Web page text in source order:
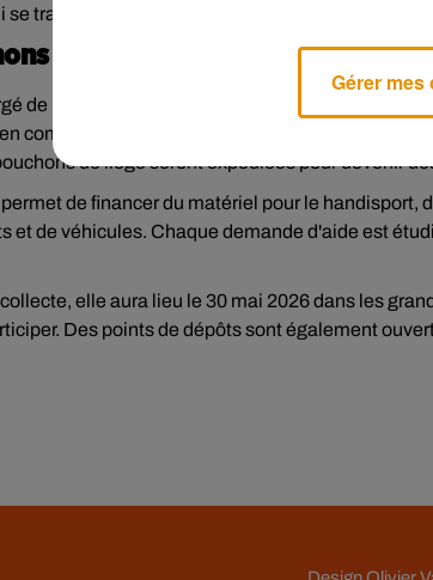
transforme en aide concrète pour soutenir les
de 13 tonnes de bouchons a quitté Chemillé. Ils
comme des bancs, seaux ou poubelles. D'autres
de liège seront expédiées pour devenir
de financer du matériel pour le handisport,
et de véhicules. Chaque demande d'aide est
elle aura lieu le 30 mai 2026 dans les
Des points de dépôts sont également
Gérer mes